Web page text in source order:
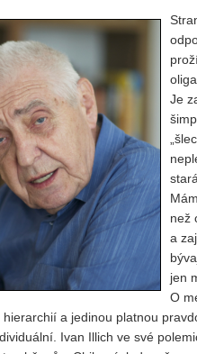
Je
než
a
jen
O
a jedinou platnou
Ivan Illich ve své